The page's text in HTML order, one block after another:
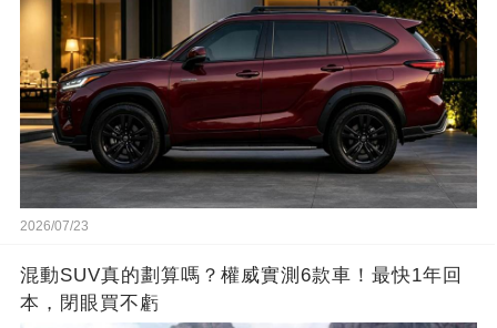
2026/07/23
混動SUV真的劃算嗎？權威實測6款車！最快1年回
本，閉眼買不虧